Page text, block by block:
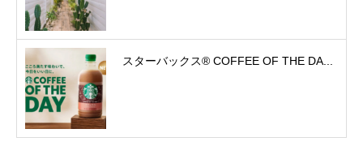
スターバックス® COFFEE OF THE DA...